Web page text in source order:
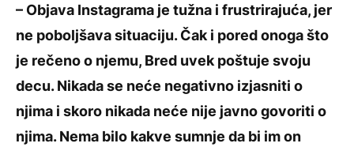
– Objava Instagrama je tužna i frustrirajuća, jer
ne poboljšava situaciju. Čak i pored onoga što
je rečeno o njemu, Bred uvek poštuje svoju
decu. Nikada se neće negativno izjasniti o
njima i skoro nikada neće nije javno govoriti o
njima. Nema bilo kakve sumnje da bi im on